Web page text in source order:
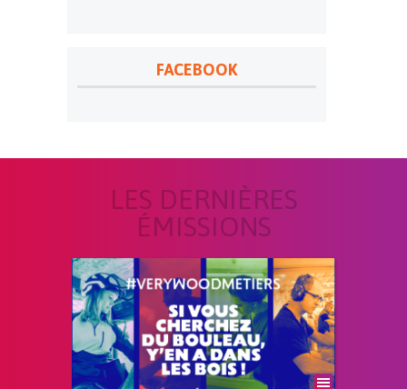
FACEBOOK
LES DERNIÈRES
ÉMISSIONS